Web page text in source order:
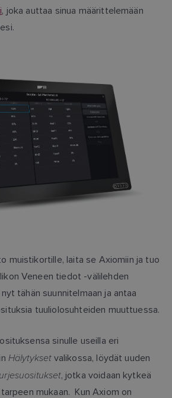
, joka auttaa sinua määrittelemään
muistikortille, laita se Axiomiin ja tuo
Veneen tiedot -välilehden
tähän suunnitelmaan ja antaa
tuuliolosuhteiden muuttuessa.
sinulle useilla eri
Hälytyksetvalikossa, löydät uuden
, jotka voidaan kytkeä
mukaan. Kun Axiom on